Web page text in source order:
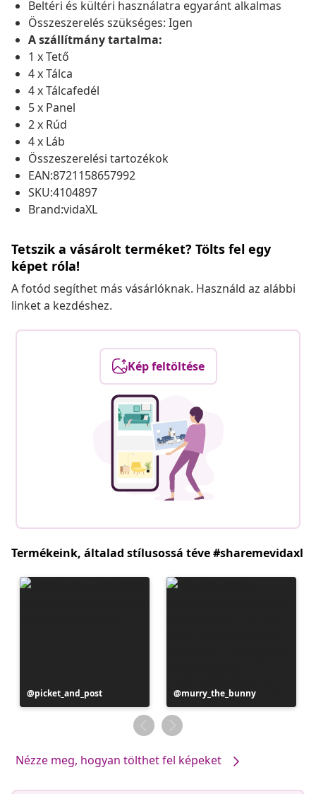
Beltéri és kültéri használatra egyaránt alkalmas
Összeszerelés szükséges: Igen
A szállítmány tartalma:
1 x Tető
4 x Tálca
4 x Tálcafedél
5 x Panel
2 x Rúd
4 x Láb
Összeszerelési tartozékok
EAN:8721158657992
SKU:4104897
Brand:vidaXL
Tetszik a vásárolt terméket? Tölts fel egy
képet róla!
A fotód segíthet más vásárlóknak. Használd az alábbi
linket a kezdéshez.
Kép feltöltése
Termékeink, általad stílusossá téve #sharemevidaxl
Bejegyzés
közzétevője
picket_and_post
Bejegyzés
közzétevője
murry_the_bunny
Nézze meg, hogyan tölthet fel képeket